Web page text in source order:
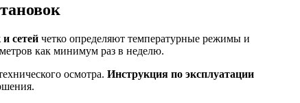
сетей четко определяют температурные режимы и
как минимум раз в неделю.
осмотра. Инструкция по эксплуатации